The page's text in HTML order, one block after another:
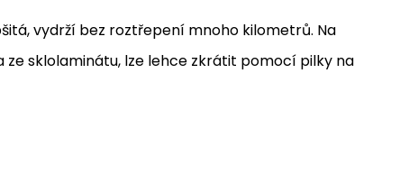
vydrží bez roztřepení mnoho kilometrů. Na
sklolaminátu, lze lehce zkrátit pomocí pilky na